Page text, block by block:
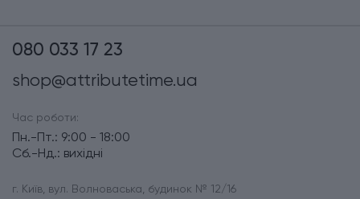
080 033 17 23
shop@attributetime.ua
Час роботи:
Пн.-Пт.: 9:00 - 18:00
Сб.-Нд.: вихідні
г. Київ, вул. Волноваська, будинок № 12/16